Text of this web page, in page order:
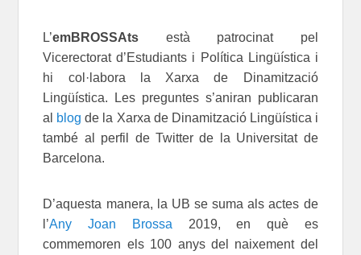
L’emBROSSAts està patrocinat pel
Vicerectorat d’Estudiants i Política Lingüística i
hi col·labora la Xarxa de Dinamització
Lingüística. Les preguntes s’aniran publicaran
al blog de la Xarxa de Dinamització Lingüística i
també al perfil de Twitter de la Universitat de
Barcelona.
D’aquesta manera, la UB se suma als actes de
l’Any Joan Brossa 2019, en què es
commemoren els 100 anys del naixement del